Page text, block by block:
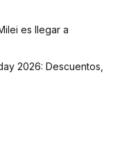
es llegar a
2026: Descuentos,